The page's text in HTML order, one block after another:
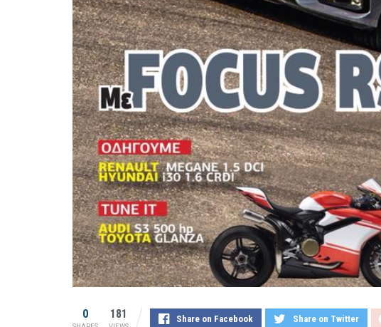
0 181 Share on Facebook Share on Twitter